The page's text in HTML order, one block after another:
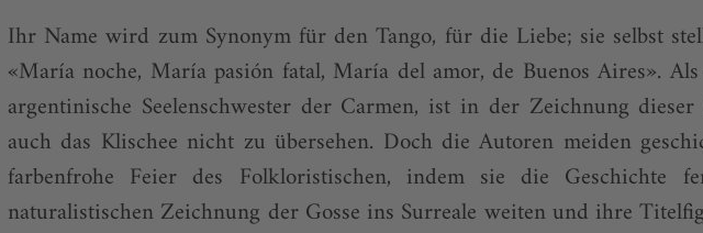
Ihr Name wird zum Synonym für den Tango, für die Liebe; sie selbst
«María noche, María pasión fatal, María del amor, de Buenos Aires».
argentinische Seelenschwester der Carmen, ist in der Zeichnung
auch das Klischee nicht zu übersehen. Doch die Autoren meiden
farbenfrohe Feier des Folkloristischen, indem sie die Geschichte
naturalistischen Zeichnung der Gosse ins Surreale weiten und ihre